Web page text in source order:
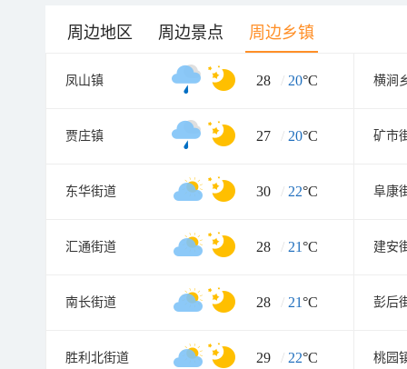
周边地区 周边景点 周边乡镇
凤山镇 28 / 20°C 横涧
贾庄镇 27 / 20°C 矿市
东华街道 30 / 22°C 阜康
汇通街道 28 / 21°C 建安
南长街道 28 / 21°C 彭后
胜利北街道 29 / 22°C 桃园